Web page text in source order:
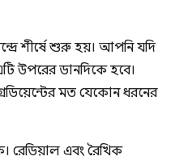
শীর্ষে শুরু হয়। আপনি যদি
উপরের ডানদিকে হবে।
মত যেকোন ধরনের
রেডিয়াল এবং রৈখিক